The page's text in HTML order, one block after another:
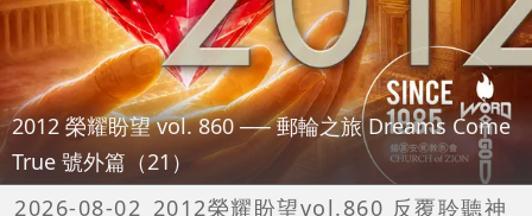
2012 榮耀盼望 vol. 860 ── 郵輪之旅 Dreams Come
True 號外篇（21）
2026-08-02_2012榮耀盼望vol.860 反覆聆聽神